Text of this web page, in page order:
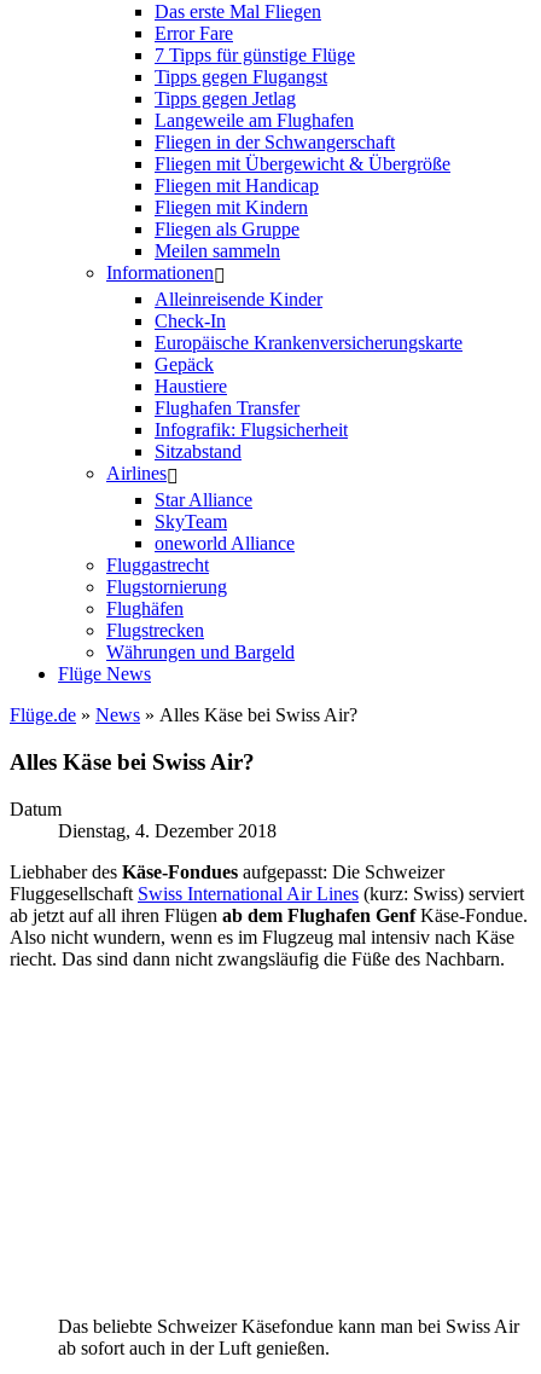
Das erste Mal Fliegen
Error Fare
7 Tipps für günstige Flüge
Tipps gegen Flugangst
Tipps gegen Jetlag
Langeweile am Flughafen
Fliegen in der Schwangerschaft
Fliegen mit Übergewicht & Übergröße
Fliegen mit Handicap
Fliegen mit Kindern
Fliegen als Gruppe
Meilen sammeln
Informationen
Alleinreisende Kinder
Check-In
Europäische Krankenversicherungskarte
Gepäck
Haustiere
Flughafen Transfer
Infografik: Flugsicherheit
Sitzabstand
Airlines
Star Alliance
SkyTeam
oneworld Alliance
Fluggastrecht
Flugstornierung
Flughäfen
Flugstrecken
Währungen und Bargeld
Flüge News
Flüge.de » News » Alles Käse bei Swiss Air?
Alles Käse bei Swiss Air?
Datum
Dienstag, 4. Dezember 2018
Liebhaber des Käse-Fondues aufgepasst: Die Schweizer
Fluggesellschaft Swiss International Air Lines (kurz: Swiss) serviert
ab jetzt auf all ihren Flügen ab dem Flughafen GenfKäse-Fondue.
Also nicht wundern, wenn es im Flugzeug mal intensiv nach Käse
riecht. Das sind dann nicht zwangsläufig die Füße des Nachbarn.
Das beliebte Schweizer Käsefondue kann man bei Swiss Air
ab sofort auch in der Luft genießen.